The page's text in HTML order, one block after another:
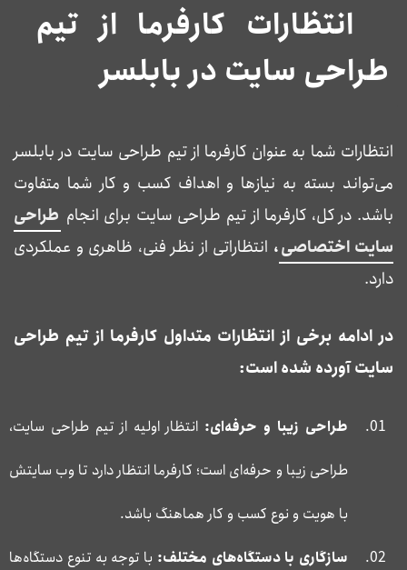
انتظارات کارفرما از تیم
طراحی سایت در بابلسر
انتظارات شما به عنوان کارفرما از تیم طراحی سایت در بابلسر
می‌تواند بسته به نیازها و اهداف کسب و کار شما متفاوت
باشد. در کل، کارفرما از تیم طراحی سایت برای انجام طراحی
سایت اختصاصی، انتظاراتی از نظر فنی، ظاهری و عملکردی
دارد.
در ادامه برخی از انتظارات متداول کارفرما از تیم طراحی
سایت آورده شده است:
طراحی زیبا و حرفه‌ای: انتظار اولیه از تیم طراحی سایت،
طراحی زیبا و حرفه‌ای است؛ کارفرما انتظار دارد تا وب سایتش
با هویت و نوع کسب و کار هماهنگ باشد.
سازگاری با دستگاه‌های مختلف: با توجه به تنوع دستگاه‌ها